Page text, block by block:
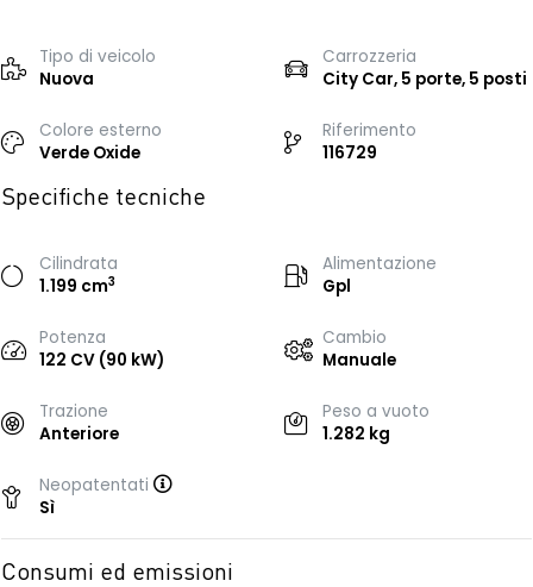
Tipo di veicolo
Nuova
Carrozzeria
City Car, 5 porte, 5 posti
Colore esterno
Verde Oxide
Riferimento
116729
Specifiche tecniche
Cilindrata
1.199 cm3
Alimentazione
Gpl
Potenza
122 CV (90 kW)
Cambio
Manuale
Trazione
Anteriore
Peso a vuoto
1.282 kg
Neopatentati
Sì
Consumi ed emissioni